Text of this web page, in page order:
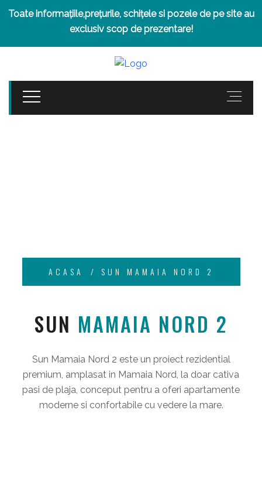
Toate informațiile,prețurile, schițele si pozele de pe site au
exclusiv scop de prezentare!
ACASA SUN MAMAIA NORD 2
SUN MAMAIA NORD 2
Sun Mamaia Nord 2 este un proiect rezidential
premium, amplasat in Mamaia Nord, la doar cativa
pasi de plaja, conceput pentru a oferi apartamente
moderne si confortabile cu vedere la mare.